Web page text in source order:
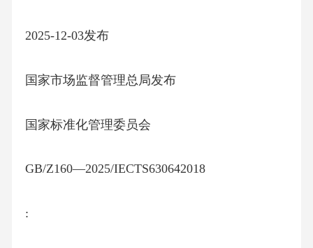
2025-12-03发布
国家市场监督管理总局发布
国家标准化管理委员会
GB/Z160—2025/IECTS630642018
: